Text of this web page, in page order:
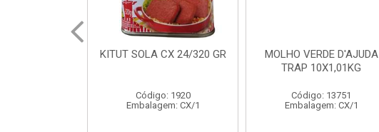
MOLHO VERDE D'AJUDA
Código: 13751
Embalagem: CX/1
FRUTAS CRISTALIZADAS
CX 10KG
Código: 1785
Embalagem: KG/10